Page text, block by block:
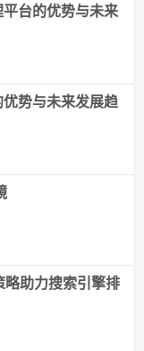
台的优势与未来
势与未来发展趋
略助力搜索引擎排